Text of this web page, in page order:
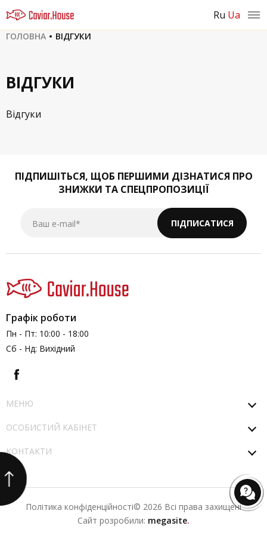
ru ua
ГОЛОВНА ВІДГУКИ
ВІДГУКИ
Відгуки
ПІДПИШІТЬСЯ, ЩОБ ПЕРШИМИ ДІЗНАТИСЯ ПРО
ЗНИЖКИ ТА СПЕЦПРОПОЗИЦІЇ
Ваш e-mail* ПІДПИСАТИСЯ
Графік роботи
Пн - Пт: 10:00 - 18:00
Сб - Нд: Вихідний
МЕНЮ
ОСОБИСТИЙ КАБІНЕТ
КОНТАКТИ
Політика конфіденційності© 2026 Всі права захищені
Сайт розробили: megasite.